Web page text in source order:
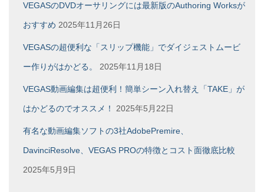
VEGASのDVDオーサリングには最新版のAuthoring Worksが
おすすめ 2025年11月26日
VEGASの超便利な「スリップ機能」でダイジェストムービ
ー作りがはかどる。 2025年11月18日
VEGAS動画編集は超便利！簡単シーン入れ替え「TAKE」が
はかどるのでオススメ！ 2025年5月22日
有名な動画編集ソフトの3社AdobePremire、
DavinciResolve、VEGAS PROの特徴とコスト面徹底比較
2025年5月9日